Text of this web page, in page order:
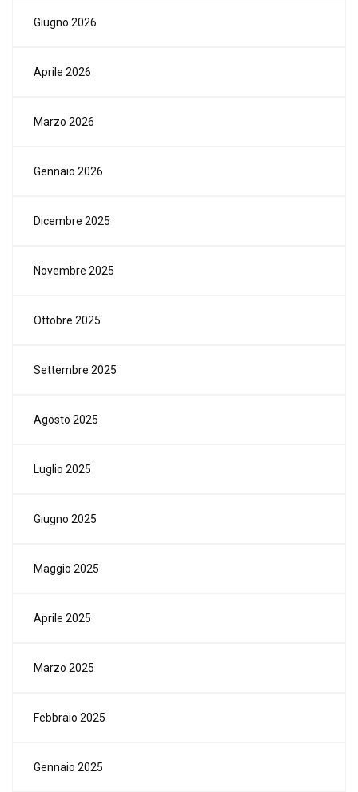
Giugno 2026
Aprile 2026
Marzo 2026
Gennaio 2026
Dicembre 2025
Novembre 2025
Ottobre 2025
Settembre 2025
Agosto 2025
Luglio 2025
Giugno 2025
Maggio 2025
Aprile 2025
Marzo 2025
Febbraio 2025
Gennaio 2025